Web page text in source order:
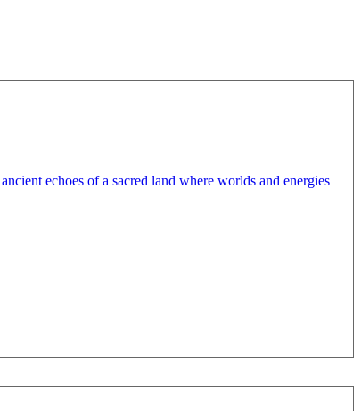
echoes of a sacred land where worlds and energies